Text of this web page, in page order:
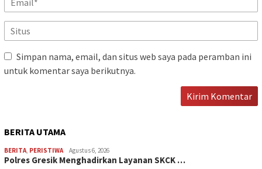
Simpan nama, email, dan situs web saya pada peramban ini
untuk komentar saya berikutnya.
BERITA UTAMA
BERITA, PERISTIWA Agustus 6, 2026
Polres Gresik Menghadirkan Layanan SKCK …